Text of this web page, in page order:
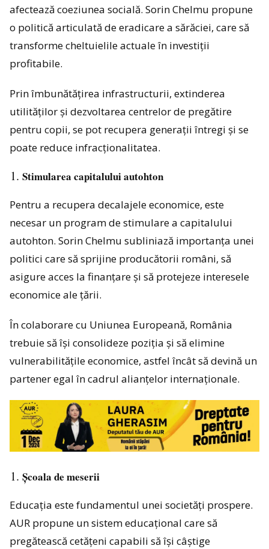
afectează coeziunea socială. Sorin Chelmu propune
o politică articulată de eradicare a sărăciei, care să
transforme cheltuielile actuale în investiții
profitabile.
Prin îmbunătățirea infrastructurii, extinderea
utilităților și dezvoltarea centrelor de pregătire
pentru copii, se pot recupera generații întregi și se
poate reduce infracționalitatea.
Stimularea capitalului autohton
Pentru a recupera decalajele economice, este
necesar un program de stimulare a capitalului
autohton. Sorin Chelmu subliniază importanța unei
politici care să sprijine producătorii români, să
asigure acces la finanțare și să protejeze interesele
economice ale țării.
În colaborare cu Uniunea Europeană, România
trebuie să își consolideze poziția și să elimine
vulnerabilitățile economice, astfel încât să devină un
partener egal în cadrul alianțelor internaționale.
Școala de meserii
Educația este fundamentul unei societăți prospere.
AUR propune un sistem educațional care să
pregătească cetățeni capabili să își câștige